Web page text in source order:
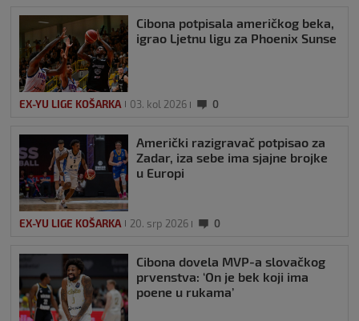
Cibona potpisala američkog beka,
igrao Ljetnu ligu za Phoenix Sunse
EX-YU LIGE KOŠARKA 03. kol 2026 0
Američki razigravač potpisao za
Zadar, iza sebe ima sjajne brojke
u Europi
EX-YU LIGE KOŠARKA 20. srp 2026 0
Cibona dovela MVP-a slovačkog
prvenstva: ‘On je bek koji ima
poene u rukama’